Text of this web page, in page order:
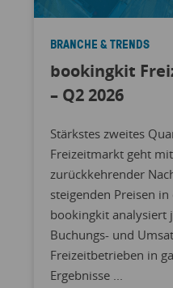
BRANCHE & TRENDS
bookingkit
– Q2 2026
Stärkstes zweites
Freizeitmarkt geht
zurückkehrender
steigenden Preisen
bookingkit analysiert
Buchungs- und
Freizeitbetrieben in
Ergebnisse ...